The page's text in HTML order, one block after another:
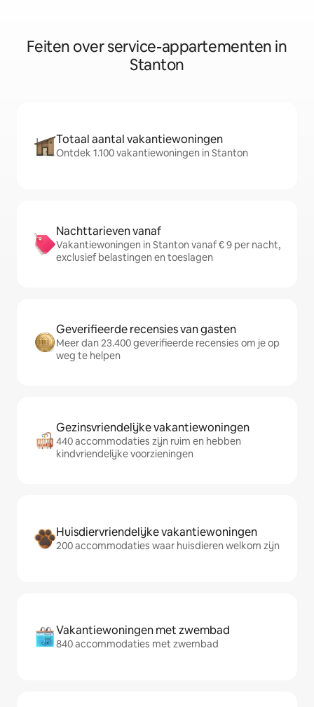
Feiten over service-appartementen in
Stanton
Totaal aantal vakantiewoningen
Ontdek 1.100 vakantiewoningen in Stanton
Nachttarieven vanaf
Vakantiewoningen in Stanton vanaf € 9 per nacht,
exclusief belastingen en toeslagen
Geverifieerde recensies van gasten
Meer dan 23.400 geverifieerde recensies om je op
weg te helpen
Gezinsvriendelijke vakantiewoningen
440 accommodaties zijn ruim en hebben
kindvriendelijke voorzieningen
Huisdiervriendelijke vakantiewoningen
200 accommodaties waar huisdieren welkom zijn
Vakantiewoningen met zwembad
840 accommodaties met zwembad